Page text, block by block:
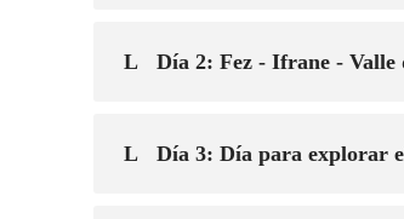
Día 2: Fez - Ifrane - Valle
Día 3: Día para explorar